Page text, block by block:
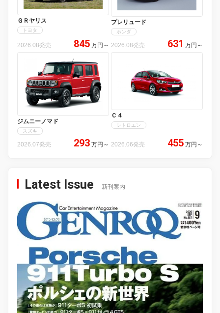
ＧＲヤリス
トヨタ
2026.08発売 845 万円 ～
プレリュード
ホンダ
2026.08発売 631 万円 ～
ジムニーノマド
スズキ
2026.07発売 293 万円 ～
Ｃ４
シトロエン
2026.06発売 455 万円 ～
Latest Issue 新刊案内